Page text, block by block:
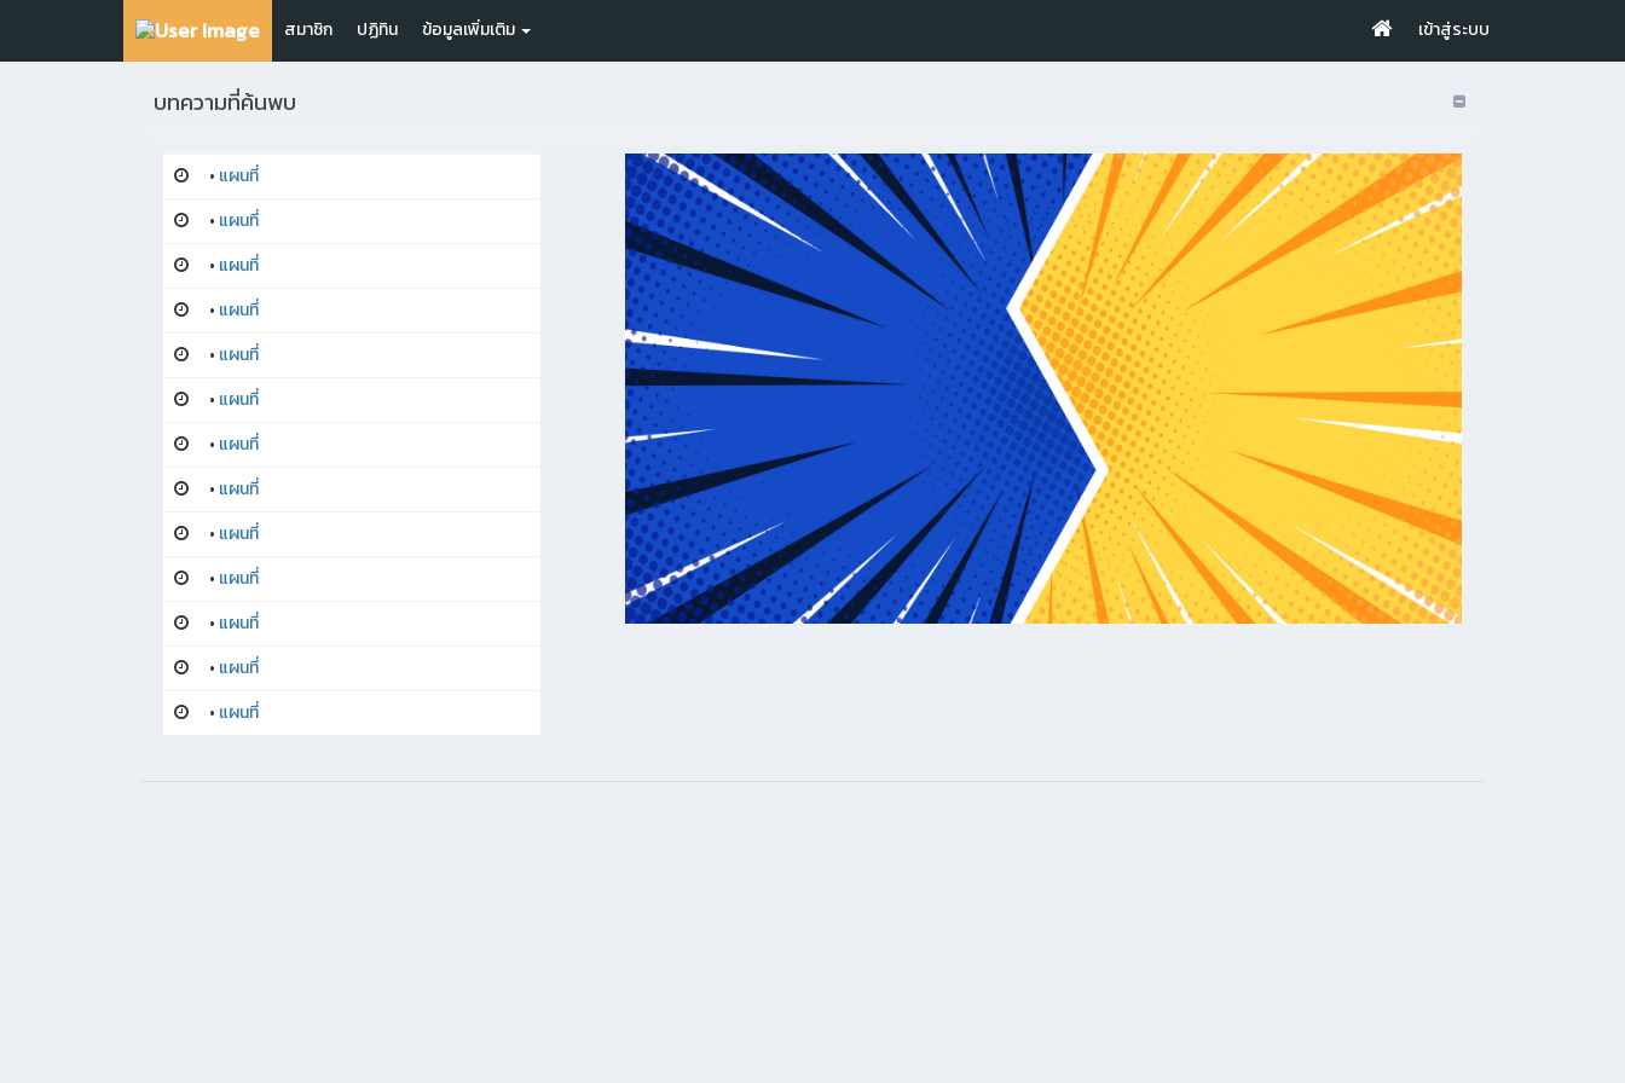
สมาชิก ปฏิทิน ข้อมูลเพิ่มเติม เข้าสู่ระบบ
บทความที่ค้นพบ
• แผนที่
• แผนที่
• แผนที่
• แผนที่
• แผนที่
• แผนที่
• แผนที่
• แผนที่
• แผนที่
• แผนที่
• แผนที่
• แผนที่
• แผนที่